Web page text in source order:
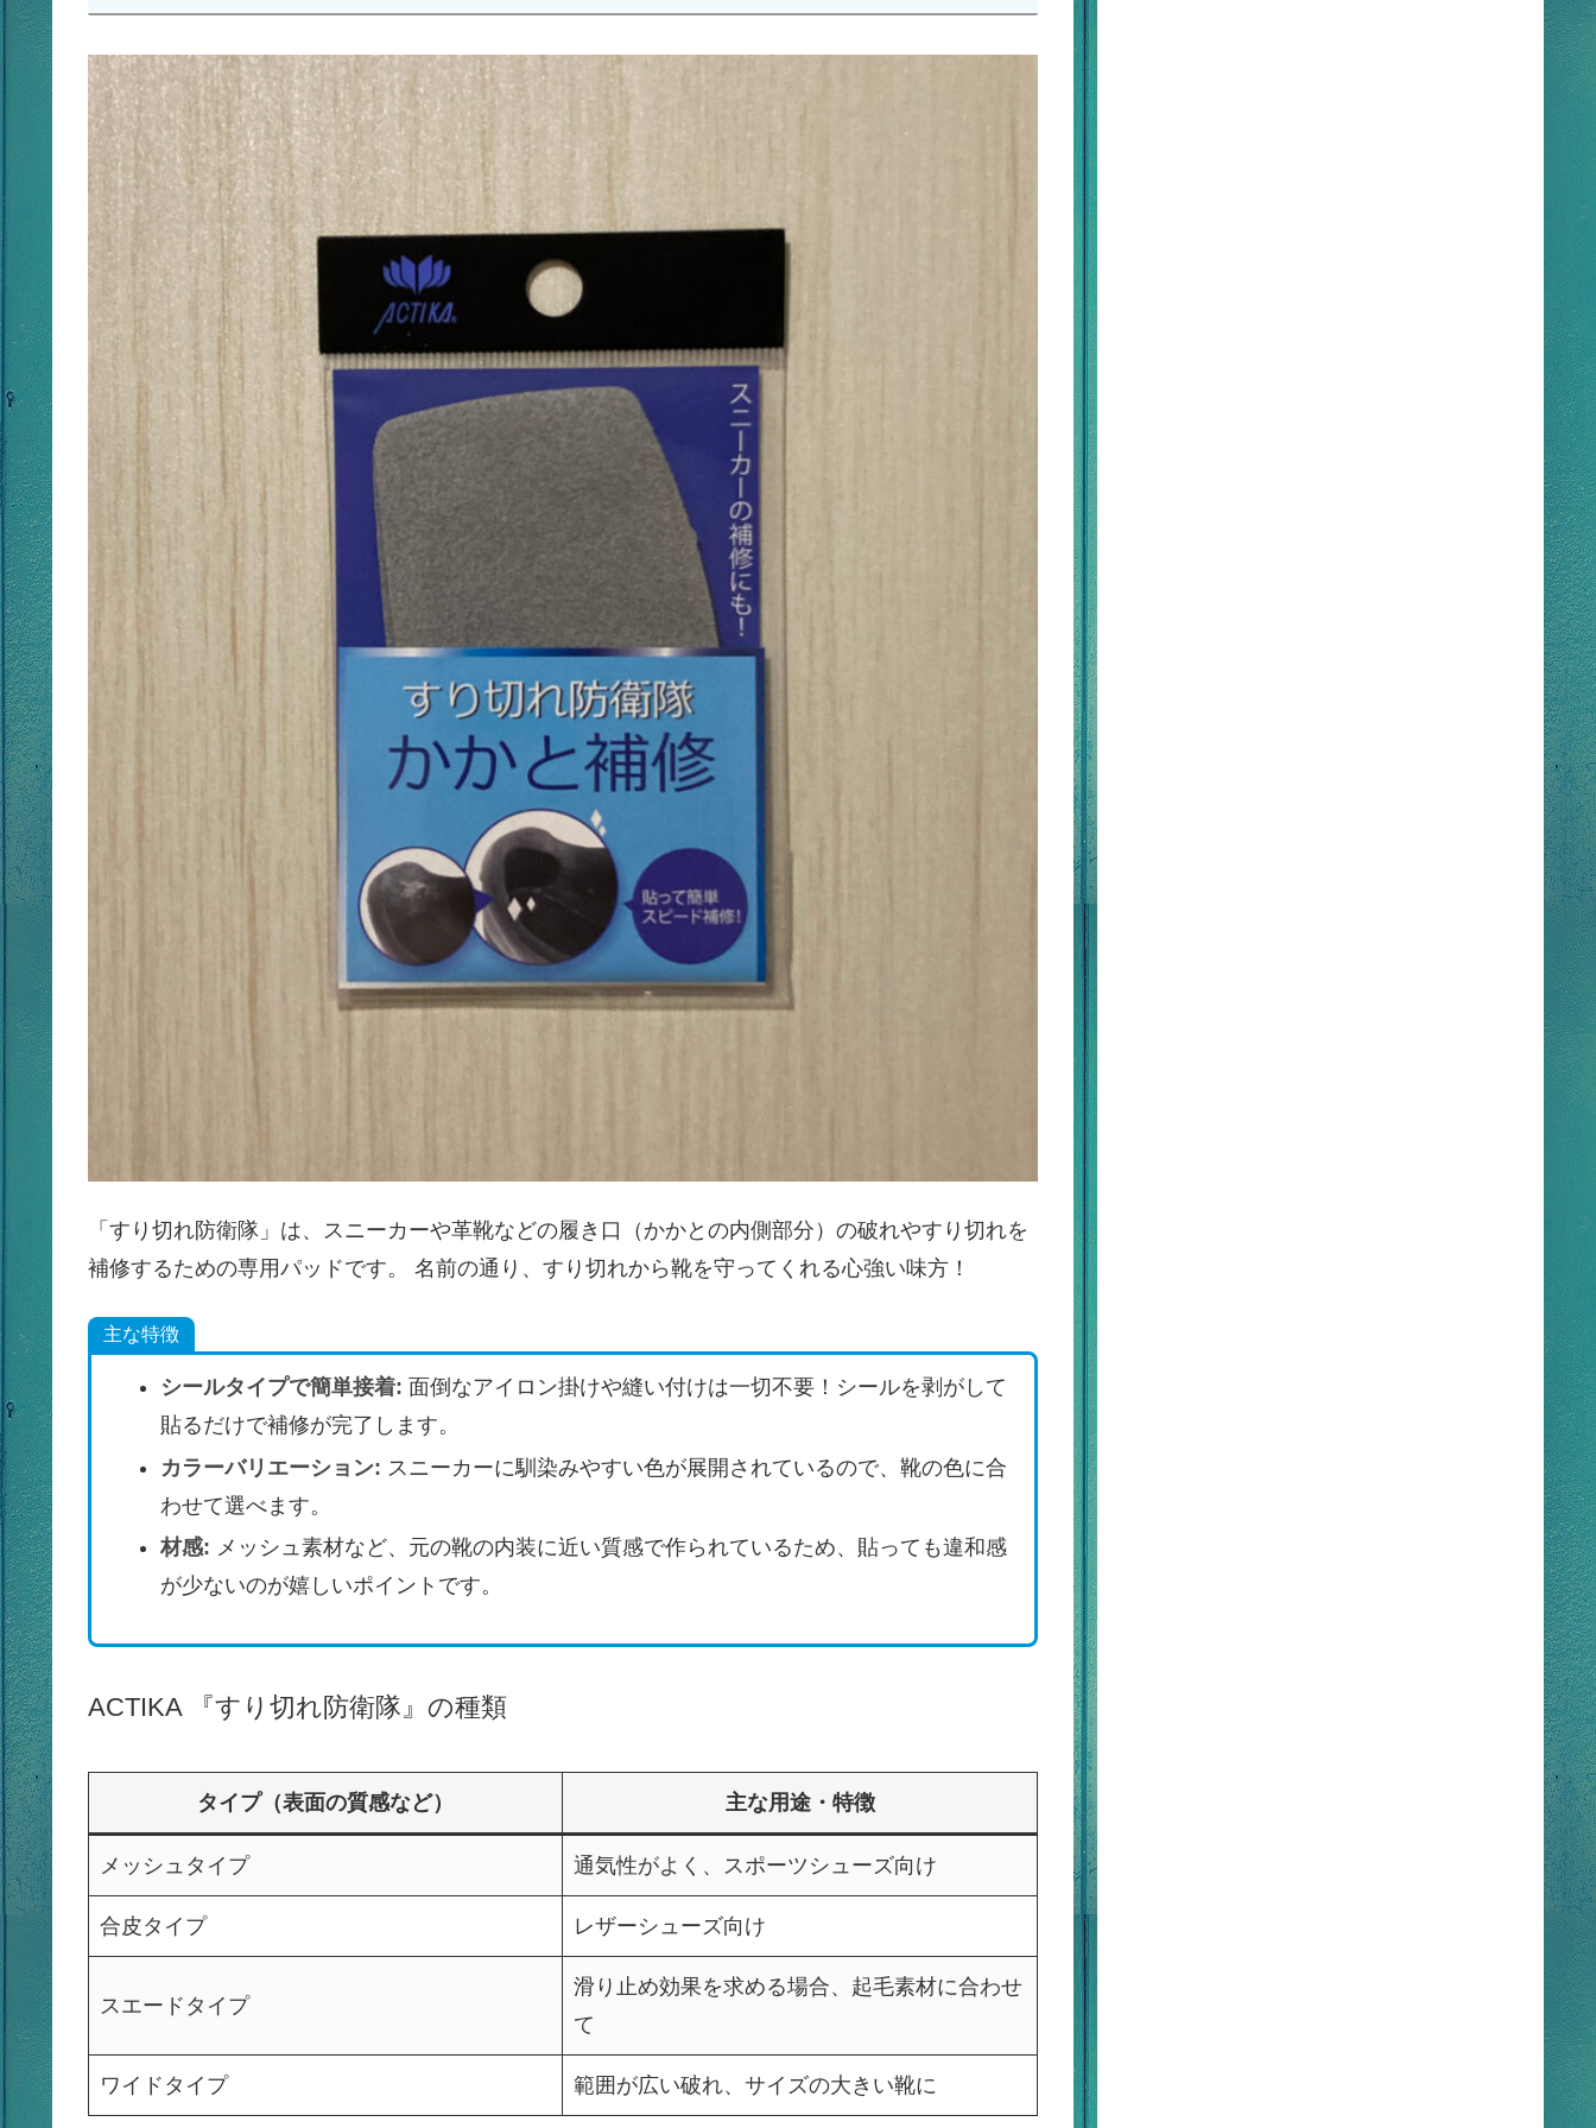
「すり切れ防衛隊」は、スニーカーや革靴などの履き口（かかとの内側部分）の破れやすり切れを
補修するための専用パッドです。 名前の通り、すり切れから靴を守ってくれる心強い味方！
主な特徴
シールタイプで簡単接着: 面倒なアイロン掛けや縫い付けは一切不要！シールを剥がして
貼るだけで補修が完了します。
カラーバリエーション: スニーカーに馴染みやすい色が展開されているので、靴の色に合
わせて選べます。
材感: メッシュ素材など、元の靴の内装に近い質感で作られているため、貼っても違和感
が少ないのが嬉しいポイントです。
ACTIKA 『すり切れ防衛隊』の種類
タイプ（表面の質感など） 主な用途・特徴
メッシュタイプ 通気性がよく、スポーツシューズ向け
合皮タイプ レザーシューズ向け
スエードタイプ
滑り止め効果を求める場合、起毛素材に合わせ
て
ワイドタイプ 範囲が広い破れ、サイズの大きい靴に